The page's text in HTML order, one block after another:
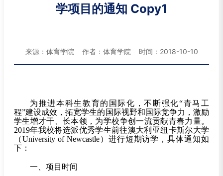
学项目的通知 Copy1
来源：体育学院 作者：体育学院 时间：2018-10-10
为推进本科生教育的国际化，不断强化“青马工
程”建设成效，拓宽学生的国际视野和国际竞争力，激励
学生增才干、长本领，为学校争创一流贡献青春力量。
2019年我校将选派优秀学生前往澳大利亚纽卡斯尔大学
（University of Newcastle）进行短期访学，具体通知如
下：
一、项目时间